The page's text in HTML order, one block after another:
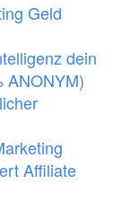
Geld
dein
ANONYM)
Affiliate